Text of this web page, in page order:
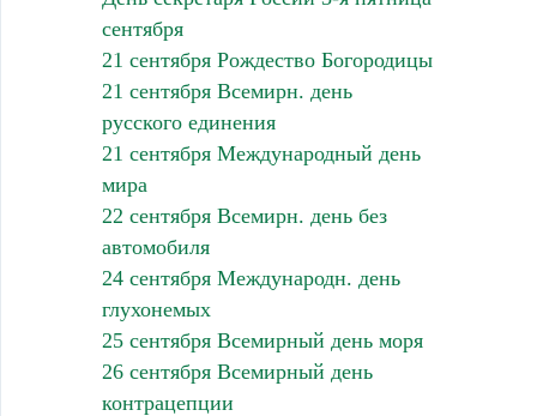
сентября
21 сентября Рождество Богородицы
21 сентября Всемирн. день
русского единения
21 сентября Международный день
мира
22 сентября Всемирн. день без
автомобиля
24 сентября Международн. день
глухонемых
25 сентября Всемирный день моря
26 сентября Всемирный день
контрацепции